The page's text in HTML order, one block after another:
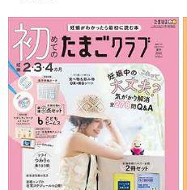
１・２・3歳
直さない？
聴覚士】
子どもの「言
てほほえまし
違いは、なぜ
ろから直して
語聴覚士で「
める、寺田奈
発音が心配だからと何度も直し
持ちが残ってしまいます。大切
パパとのおしゃべりが楽しい、
楽しみながら、子どもの言葉の